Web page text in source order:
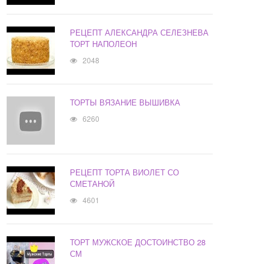
РЕЦЕПТ АЛЕКСАНДРА СЕЛЕЗНЕВА
ТОРТ НАПОЛЕОН
2048
ТОРТЫ ВЯЗАНИЕ ВЫШИВКА
6260
РЕЦЕПТ ТОРТА ВИОЛЕТ СО
СМЕТАНОЙ
4601
ТОРТ МУЖСКОЕ ДОСТОИНСТВО 28
СМ